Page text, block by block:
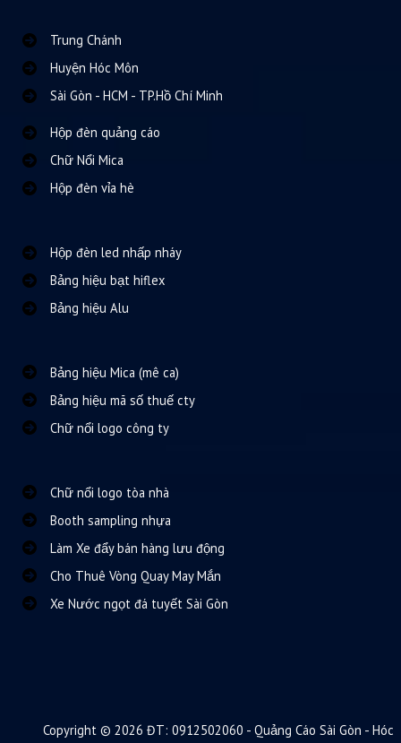
Trung Chánh
Huyện Hóc Môn
Sài Gòn - HCM - TP.Hồ Chí Minh
Hộp đèn quảng cáo
Chữ Nổi Mica
Hộp đèn vỉa hè
Hộp đèn led nhấp nháy
Bảng hiệu bạt hiflex
Bảng hiệu Alu
Bảng hiệu Mica (mê ca)
Bảng hiệu mã số thuế cty
Chữ nổi logo công ty
Chữ nổi logo tòa nhà
Booth sampling nhựa
Làm Xe đẩy bán hàng lưu động
Cho Thuê Vòng Quay May Mắn
Xe Nước ngọt đá tuyết Sài Gòn
Copyright © 2026 ĐT: 0912502060 - Quảng Cáo Sài Gòn - Hóc